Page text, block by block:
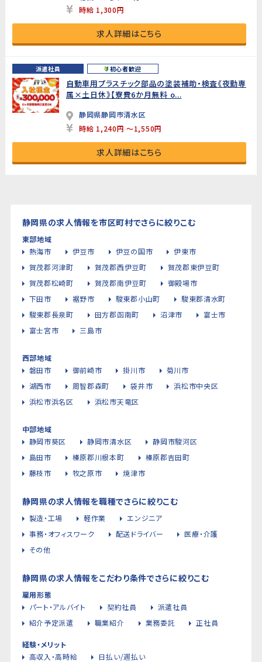
時給 1,300円
求人詳細はこちら
派遣社員 初心者歓迎
自動車用プラスチック部品の塗装補助・検査《夜勤専
属×土日休》【寮費6か月無料 o...
静岡県静岡市清水区
時給 1,240円 ～1,550円
求人詳細はこちら
静岡県の求人情報を市区町村でさらに絞りこむ
東部地域
熱海市
伊豆市 伊豆の国市
伊東市
賀茂郡河津町
賀茂郡西伊豆町
賀茂郡東伊豆町
賀茂郡松崎町
賀茂郡南伊豆町
御殿場市
下田市
裾野市 駿東郡小山町
駿東郡清水町
駿東郡長泉町
田方郡函南町 沼津市
富士市
富士宮市
三島市
西部地域
磐田市
御前崎市 掛川市
菊川市
湖西市
周智郡森町 袋井市
浜松市中央区
浜松市浜名区
浜松市天竜区
中部地域
静岡市葵区
静岡市清水区
静岡市駿河区
島田市
榛原郡川根本町
榛原郡吉田町
藤枝市
牧之原市 焼津市
静岡県の求人情報を職種でさらに絞りこむ
製造・工場 軽作業
エンジニア
事務・オフィスワーク
配送ドライバー
医療・介護
その他
静岡県の求人情報をこだわり条件でさらに絞りこむ
雇用形態
パート・アルバイト
契約社員
派遣社員
紹介予定派遣
職業紹介 業務委託 正社員
経験・メリット
高収入・高時給
日払い/週払い